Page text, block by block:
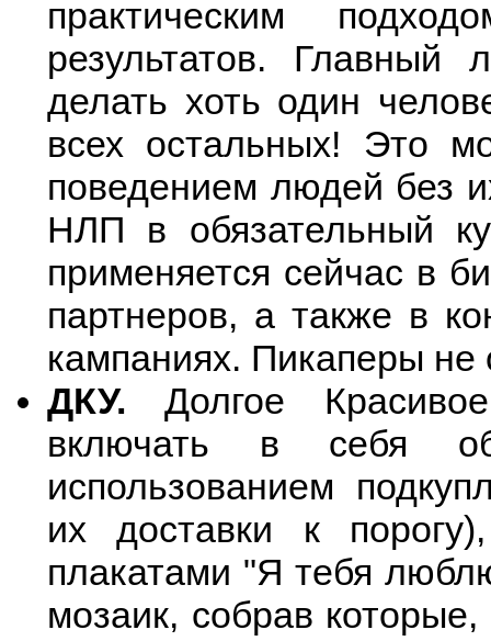
практическим
результатов.
делать хоть один
всех остальных! Это
поведением людей без
НЛП в обязательный
применяется сейчас в
партнеров, а также в
кампаниях. Пикаперы не
ДКУ. Долгое
включать в себя
использованием
их доставки к
плакатами "Я тебя
мозаик, собрав